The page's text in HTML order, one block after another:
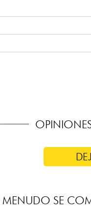
Gear
MENUDO SE